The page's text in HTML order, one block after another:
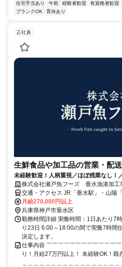
住宅手当あり
午前 経験者歓迎 有資格者歓迎
ブランクOK
育休あり
正社員
生鮮食品や加工品の営業・配送
未経験歓迎！人柄重視／ほぼ残業なし！
株式会社瀬戸魚フーズ 垂水漁港加工
交通・アクセス JR「垂水駅」・山陽
イカー通勤OK(社用車貸与)★U・Iター
月給270,000円以上
兵庫県神戸市垂水区
勤務時間詳細 実働時間：1日あたり7
り23日 6:00～18:00の間で実働7時間
決定します。
仕事内容 ￣￣￣￣￣￣￣￣￣￣￣￣
り！月給27万円以上！ 未経験OK！既
＿＿＿＿＿＿＿＿＿＿＿＿＿＿＿＿